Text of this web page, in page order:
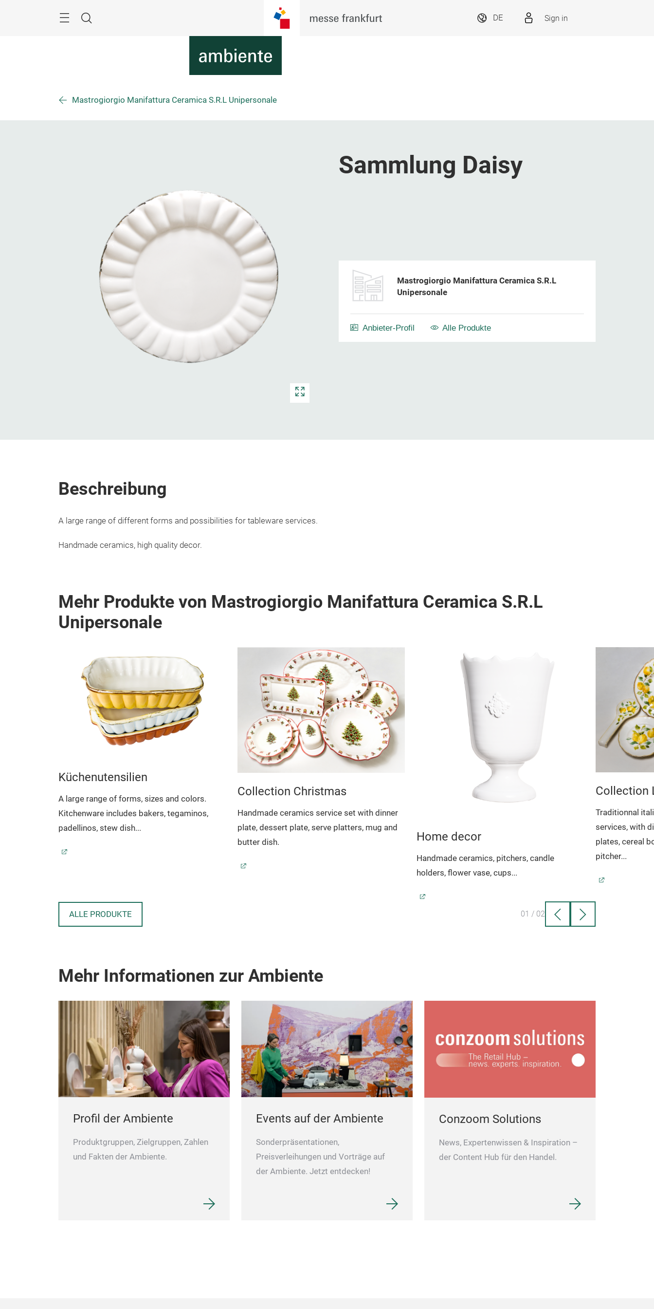
Suche
DE Sign in
Mastrogiorgio Manifattura Ceramica S.R.L Unipersonale
Sammlung Daisy
Mastrogiorgio Manifattura Ceramica S.R.L
Unipersonale
Anbieter-Profil Alle Produkte
Beschreibung
A large range of different forms and possibilities for tableware services.
Handmade ceramics, high quality decor.
Mehr Produkte von Mastrogiorgio Manifattura Ceramica S.R.L
Unipersonale
Küchenutensilien
A large range of forms, sizes and colors.
Kitchenware includes bakers, tegaminos,
padellinos, stew dish...
Collection Christmas
Handmade ceramics service set with dinner
plate, dessert plate, serve platters, mug and
butter dish.
Home decor
Handmade ceramics, pitchers, candle
holders, flower vase, cups...
Collection
Traditionnal
services, with
plates, cereal
pitcher...
ALLE PRODUKTE 01 / 02
Mehr Informationen zur Ambiente
Profil der Ambiente
Produktgruppen, Zielgruppen, Zahlen
und Fakten der Ambiente.
Events auf der Ambiente
Sonderpräsentationen,
Preisverleihungen und Vorträge auf
der Ambiente. Jetzt entdecken!
Conzoom Solutions
News, Expertenwissen & Inspiration –
der Content Hub für den Handel.